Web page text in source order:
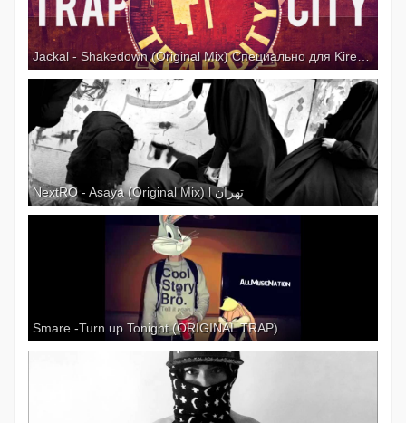
Jackal - Shakedown (Original Mix) Специально для Kirenga-smi
NextRO - Asaya (Original Mix) l تهران
Smare -Turn up Tonight (ORIGINAL TRAP)